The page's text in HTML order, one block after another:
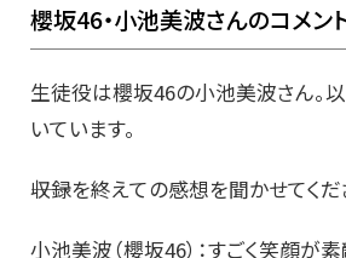
櫻坂46・小池美波さんのコメン
生徒役は櫻坂46の小池美波さん。
いています。
――収録を終えての感想を聞かせてくだ
小池美波（櫻坂46）：すごく笑顔が